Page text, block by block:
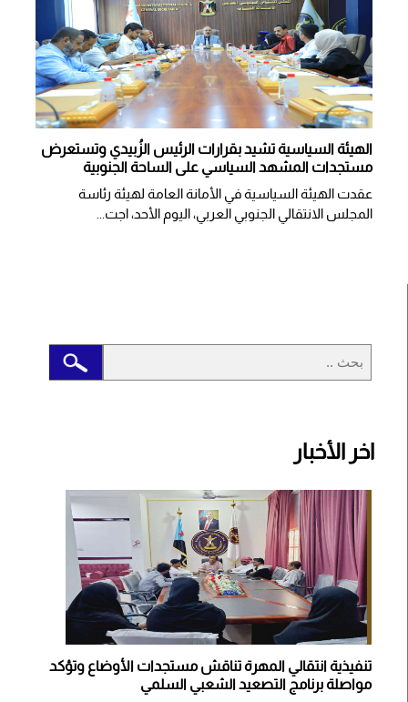
الهيئة السياسية تشيد بقرارات الرئيس الزُبيدي وتستعرض
مستجدات المشهد السياسي على الساحة الجنوبية
عقدت الهيئة السياسية في الأمانة العامة لهيئة رئاسة
المجلس الانتقالي الجنوبي العربي، اليوم الأحد، اجت...
اخر الأخبار
تنفيذية انتقالي المهرة تناقش مستجدات الأوضاع وتؤكد
مواصلة برنامج التصعيد الشعبي السلمي